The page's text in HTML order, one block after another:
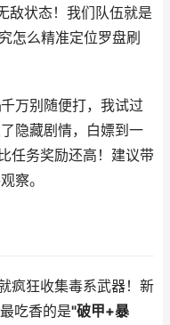
敌状态！我们队伍就是
怎么精准定位罗盘刷
千万别随便打，我试过
隐藏剧情，白嫖到一
任务奖励还高！建议带
察。
疯狂收集毒系武器！新
吃香的是"破甲+暴